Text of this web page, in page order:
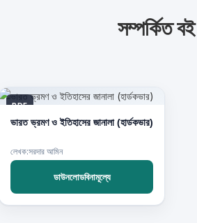
সম্পর্কিত বই
PDF
ভারত ভ্রমণ ও ইতিহাসের জানালা (হার্ডকভার)
লেখক:সরদার আমিন
ডাউনলোডবিনামূল্যে